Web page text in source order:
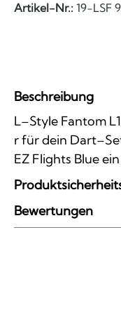
Artikel-Nr.: 19-LSF
Beschreibung
L–Style Fantom
r für dein
EZ Flights Blue
Bewertungen